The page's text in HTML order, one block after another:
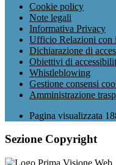
Cookie policy
Note legali
Informativa Privacy
Ufficio Relazioni con
Dichiarazione di
Obiettivi di
Whistleblowing
Gestione consensi
Amministrazione
Pagina visualizzata
Sezione Copyright